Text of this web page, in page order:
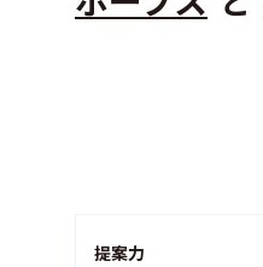
提案力